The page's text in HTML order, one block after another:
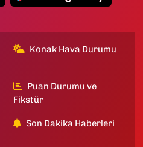
Konak Hava Durumu
Puan Durumu ve
Fikstür
Son Dakika Haberleri